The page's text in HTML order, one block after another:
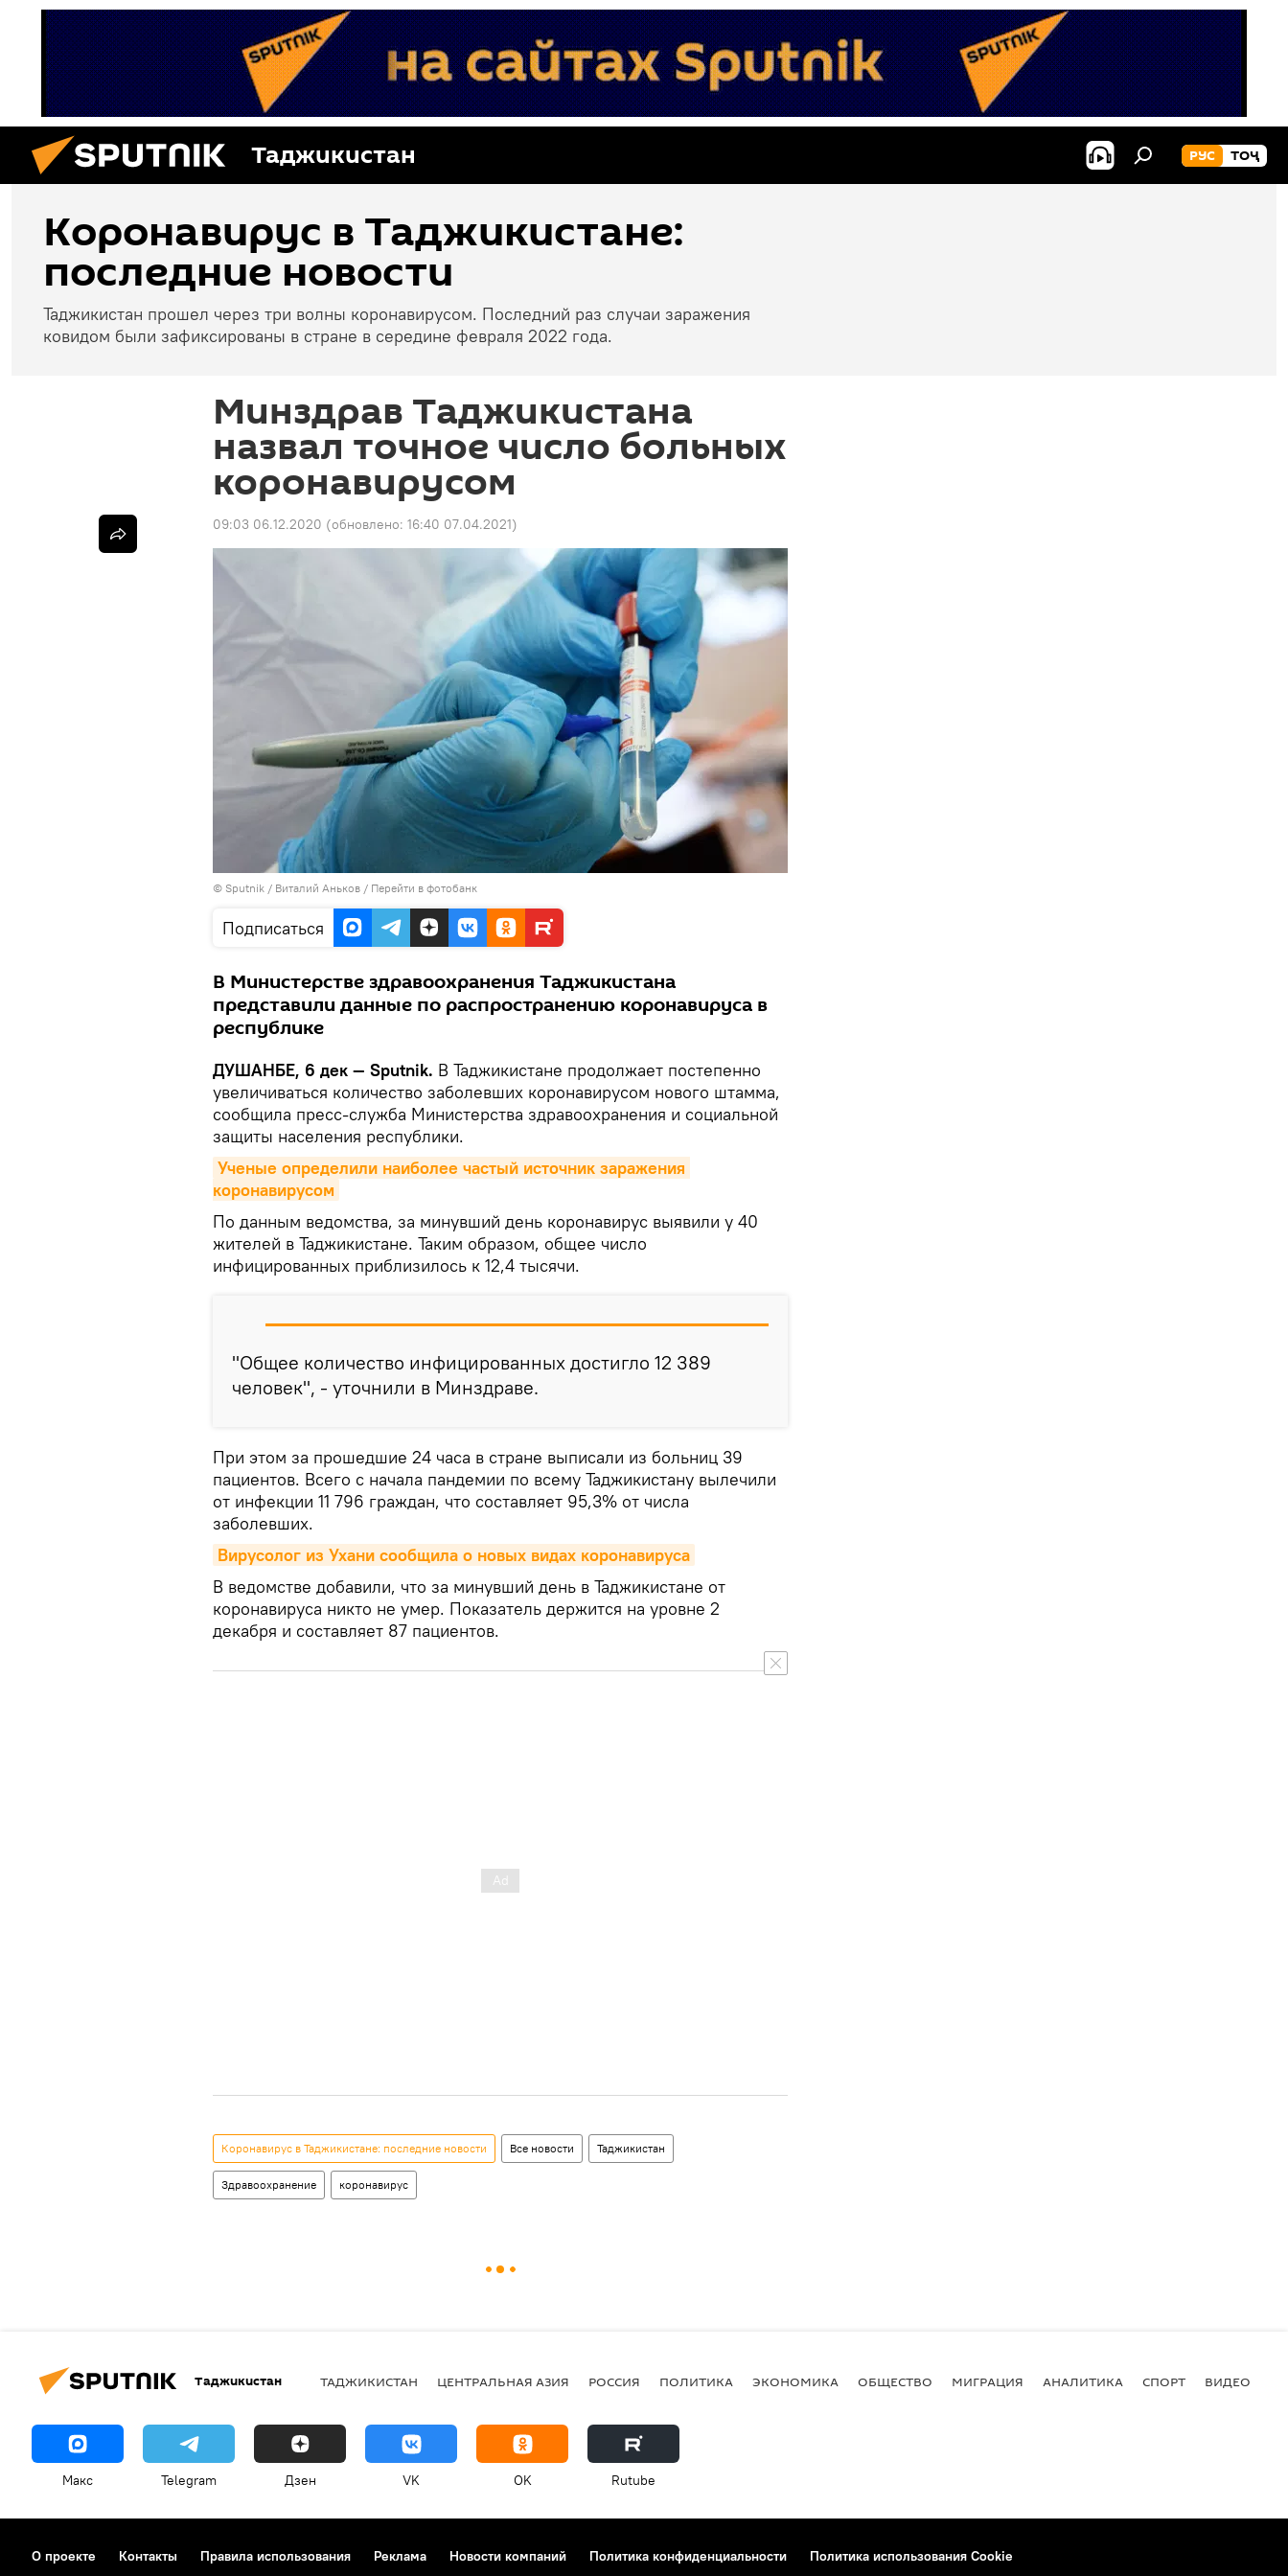
Таджикистан РУС ТОҶ
Коронавирус в Таджикистане:
последние новости
Таджикистан прошел через три волны коронавирусом. Последний раз случаи заражения
ковидом были зафиксированы в стране в середине февраля 2022 года.
Минздрав Таджикистана
назвал точное число больных
коронавирусом
09:03 06.12.2020 (обновлено: 16:40 07.04.2021)
© Sputnik / Виталий Аньков / Перейти в фотобанк
Подписаться
В Министерстве здравоохранения Таджикистана
представили данные по распространению коронавируса в
республике
ДУШАНБЕ, 6 дек — Sputnik. В Таджикистане продолжает постепенно
увеличиваться количество заболевших коронавирусом нового штамма,
сообщила пресс-служба Министерства здравоохранения и социальной
защиты населения республики.
Ученые определили наиболее частый источник заражения
коронавирусом
По данным ведомства, за минувший день коронавирус выявили у 40
жителей в Таджикистане. Таким образом, общее число
инфицированных приблизилось к 12,4 тысячи.
"Общее количество инфицированных достигло 12 389
человек", - уточнили в Минздраве.
При этом за прошедшие 24 часа в стране выписали из больниц 39
пациентов. Всего с начала пандемии по всему Таджикистану вылечили
от инфекции 11 796 граждан, что составляет 95,3% от числа
заболевших.
Вирусолог из Ухани сообщила о новых видах коронавируса
В ведомстве добавили, что за минувший день в Таджикистане от
коронавируса никто не умер. Показатель держится на уровне 2
декабря и составляет 87 пациентов.
Коронавирус в Таджикистане: последние новости Все новости Таджикистан
Здравоохранение коронавирус
Таджикистан ТАДЖИКИСТАН ЦЕНТРАЛЬНАЯ АЗИЯ РОССИЯ ПОЛИТИКА ЭКОНОМИКА ОБЩЕСТВО МИГРАЦИЯ АНАЛИТИКА СПОРТ ВИДЕО
Макс Telegram Дзен VK OK Rutube
О проекте Контакты Правила использования Реклама Новости компаний Политика конфиденциальности
Политика использования Cookie